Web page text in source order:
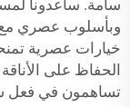
سامة. ساعدونا
وبأسلوب عصري مع
خيارات عصرية
الحفاظ على
تساهمون في فعل